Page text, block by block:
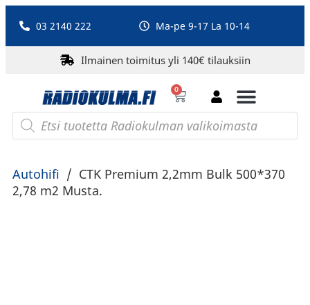
03 2140 222 Ma-pe 9-17 La 10-14
Ilmainen toimitus yli 140€ tilauksiin
0
Autohifi / CTK Premium 2,2mm Bulk 500*370
2,78 m2 Musta.